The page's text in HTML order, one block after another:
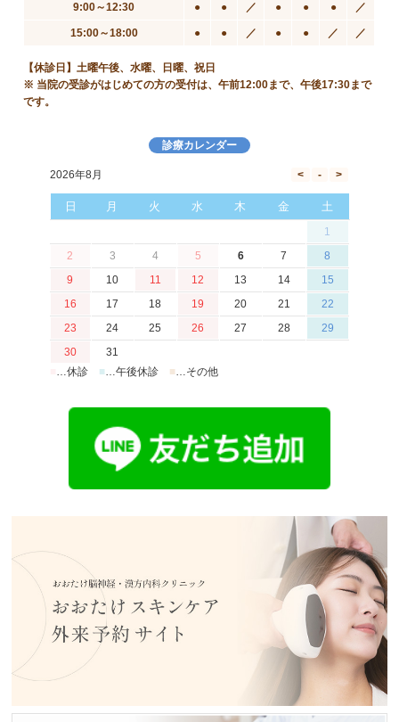
9:00～12:30 ● ● ／ ● ● ● ／
15:00～18:00 ● ● ／ ● ● ／ ／
【休診日】土曜午後、水曜、日曜、祝日
※ 当院の受診がはじめての方の受付は、午前12:00まで、午後17:30まで
です。
診療カレンダー
2026年8月
日 月 火 水 木 金 土
1
2
3 4 5 6 7
8
9
10 11 12 13 14
15
16
17 18 19 20 21
22
23
24 25 26 27 28
29
30
31
…休診 ■…午後休診 ■…その他